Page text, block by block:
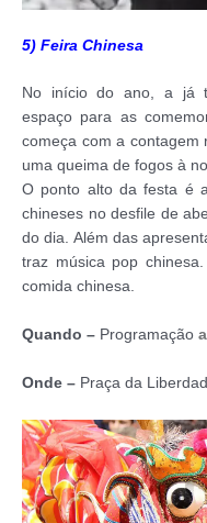
5) Feira Chinesa
No início do ano, a já
espaço para as
começa com a contagem
uma queima de fogos à
O ponto alto da festa é
chineses no desfile de
do dia. Além das
traz música pop
comida chinesa.
Quando – Programação
Onde – Praça da